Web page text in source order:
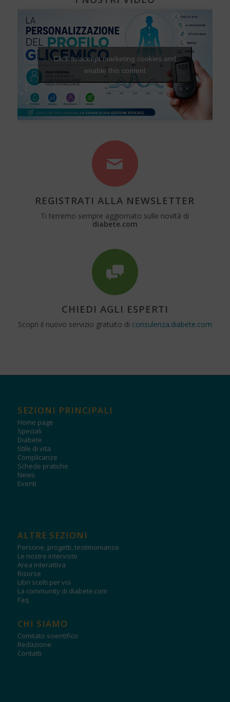
Click to accept marketing cookies and
enable this content
REGISTRATI ALLA NEWSLETTER
Ti terremo sempre aggiornato sulle novità di
diabete.com
CHIEDI AGLI ESPERTI
Scopri il nuovo servizio gratuito di consulenza.diabete.com
SEZIONI PRINCIPALI
Home page
Speciali
Diabete
Stile di vita
Complicanze
Schede pratiche
News
Eventi
ALTRE SEZIONI
Persone, progetti, testimonianze
Le nostre interviste
Area interattiva
Risorse
Libri scelti per voi
La community di diabete.com
Faq
CHI SIAMO
Comitato scientifico
Redazione
Contatti